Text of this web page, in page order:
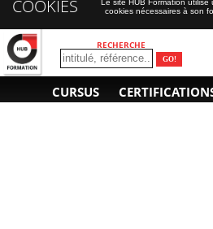
RECHERCHE
CURSUS
COOKIES
cookies nécessaires à son